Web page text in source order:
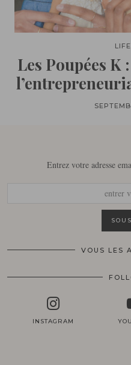
Les Poupées K
Entrez votre adresse
VOUS LES
INSTAGRAM